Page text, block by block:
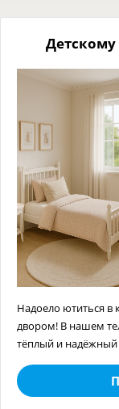
Надоело ютиться в
двором! В нашем
тёплый и